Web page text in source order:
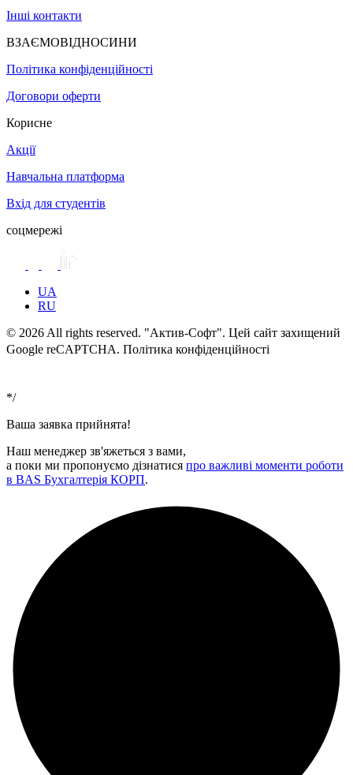
Інші контакти
ВЗАЄМОВІДНОСИНИ
Політика конфіденційності
Договори оферти
Корисне
Акції
Навчальна платформа
Вхід для студентів
соцмережі
UA
RU
© 2026 All rights reserved. "Актив-Софт". Цей сайт захищений
Google reCAPTCHA. Політика конфіденційності
*/
Ваша заявка прийнята!
Наш менеджер зв'яжеться з вами,
а поки ми пропонуємо дізнатися про важливі моменти роботи
в BAS Бухгалтерія КОРП.